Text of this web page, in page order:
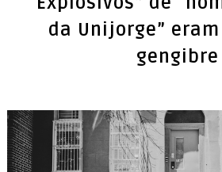
da Unijorge”
gengibre